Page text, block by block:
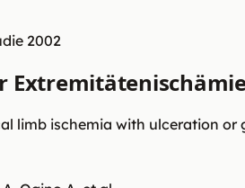
2002
limb ischemia with ulceration or